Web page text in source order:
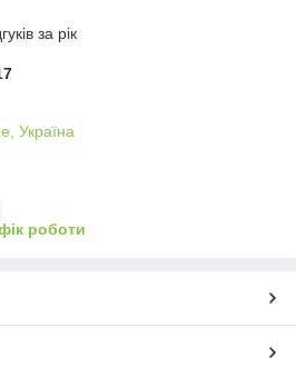
за рік
Україна
роботи